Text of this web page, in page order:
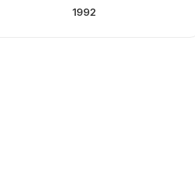
1992